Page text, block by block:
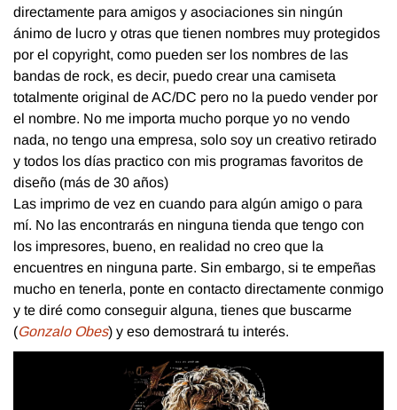
directamente para amigos y asociaciones sin ningún
ánimo de lucro y otras que tienen nombres muy protegidos
por el copyright, como pueden ser los nombres de las
bandas de rock, es decir, puedo crear una camiseta
totalmente original de AC/DC pero no la puedo vender por
el nombre. No me importa mucho porque yo no vendo
nada, no tengo una empresa, solo soy un creativo retirado
y todos los días practico con mis programas favoritos de
diseño (más de 30 años)
Las imprimo de vez en cuando para algún amigo o para
mí. No las encontrarás en ninguna tienda que tengo con
los impresores, bueno, en realidad no creo que la
encuentres en ninguna parte. Sin embargo, si te empeñas
mucho en tenerla, ponte en contacto directamente conmigo
y te diré como conseguir alguna, tienes que buscarme
(Gonzalo Obes) y eso demostrará tu interés.